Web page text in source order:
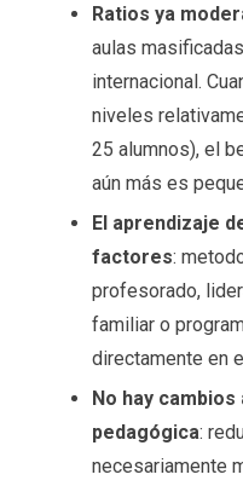
Ratios ya
aulas
internacional.
niveles
25 alumnos), el
aún más es
El aprendizaje
factores:
profesorado,
familiar o
directamente en
No hay
pedagógica:
necesariamente